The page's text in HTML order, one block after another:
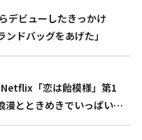
デビューしたきっかけ
ドバッグをあげた」
「恋は飴模様」第1
漫とときめきでいっぱいの